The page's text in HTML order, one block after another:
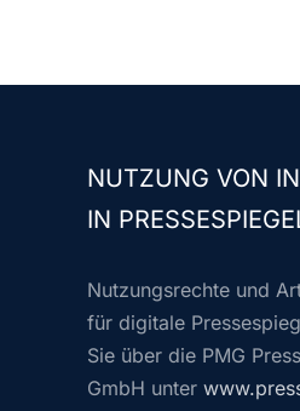
NUTZUNG VON
IN
Nutzungsrechte und
für digitale
Sie über die PMG
GmbH unter